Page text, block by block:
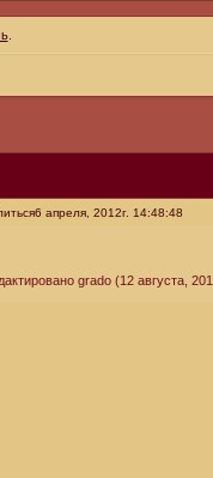
.
6 апреля, 2012г. 14:48:48
grado (12 августа,